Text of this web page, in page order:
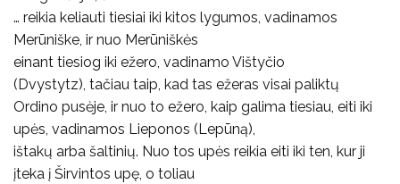
… reikia keliauti tiesiai iki kitos lygumos, vadinamos
Merūniške, ir nuo Merūniškės
einant tiesiog iki ežero, vadinamo Vištyčio
(Dvystytz), tačiau taip, kad tas ežeras visai paliktų
Ordino pusėje, ir nuo to ežero, kaip galima tiesiau, eiti iki
upės, vadinamos Lieponos (Lepūną),
ištakų arba šaltinių. Nuo tos upės reikia eiti iki ten, kur ji
įteka į Širvintos upę, o toliau